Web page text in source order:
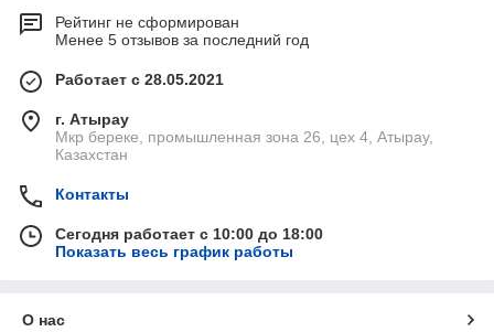
Рейтинг не сформирован
Менее 5 отзывов за последний год
Работает с 28.05.2021
г. Атырау
Мкр береке, промышленная зона 26, цех 4, Атырау,
Казахстан
Контакты
Сегодня работает с 10:00 до 18:00
Показать весь график работы
О нас